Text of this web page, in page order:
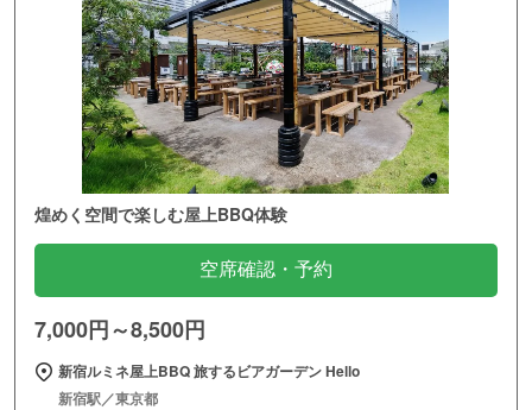
煌めく空間で楽しむ屋上BBQ体験
空席確認・予約
7,000円～8,500円
新宿ルミネ屋上BBQ 旅するビアガーデン Hello
新宿駅／東京都